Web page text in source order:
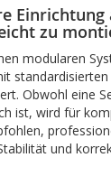
Einrichtung
zu
modularen
standardisierten
Obwohl eine
ist, wird für
und